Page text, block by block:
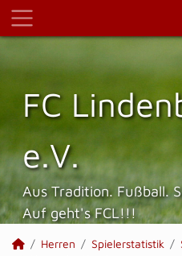
FC
e.V.
Aus Tradition. Fußball.
Auf geht's FCL!!!
Herren Spielerstatistik